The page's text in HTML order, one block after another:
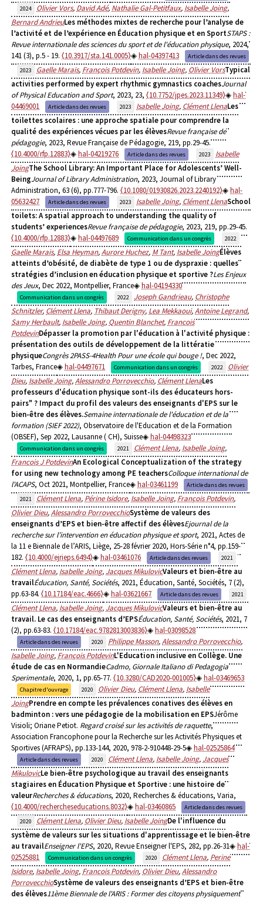
2024
Olivier Vors, David Adé, Nathalie Gal-Petitfaux, Isabelle Joing,
Bernard AndrieuLes méthodes mixtes de recherche pour l’analyse de
l’activité et de l’expérience en Éducation physique et en SportSTAPS :
Revue internationale des sciences du sport et de l'éducation physique, 2024,
141 (3), p.5 - 19. ⟨10.3917/sta.141.0005⟩ hal-04397413
Article dans des revues
2023
Gaelle Marais, François Potdevin, Isabelle Joing, Olivier VorsTypical
activities performed by expert rhythmic gymnastics coachesJournal
of Physical Education and Sport, 2023, 23, ⟨10.7752/jpes.2023.11349⟩
hal-
04469001
Article dans des revues 2023 Isabelle Joing, Clément LlenaLes
toilettes scolaires : une approche spatiale pour comprendre la
qualité des expériences vécues par les élèvesRevue française de
pédagogie, 2023, Revue Française de Pédagogie, 219, pp.29-45.
⟨10.4000/rfp.12883⟩
hal-04219276 Article dans des revues 2023
Isabelle
JoingThe School Library: An Important Place for Adolescents’ Well-
BeingJournal of Library Administration, 2023, Journal of Library
Administration, 63 (6), pp.777-796. ⟨10.1080/01930826.2023.2240192⟩
hal-
05632427
Article dans des revues 2023 Isabelle Joing, Clément LlenaSchool
toilets: A spatial approach to understanding the quality of
students’ experiencesRevue française de pédagogie, 2023, 219, pp.29-45.
⟨10.4000/rfp.12883⟩
hal-04497689 Communication dans un congrès 2022
Gaelle Marais, Elsa Heyman,Aurore Huchez, M Tant, Isabelle JoingÉlèves
atteints d’obésité, de diabète de type 1 ou de dyspraxie : quelles
stratégies d’inclusion en éducation physique et sportive ?Les Enjeux
des Jeux, Dec 2022, Montpellier, France hal-04194330
Communication dans un congrès 2022 Joseph Gandrieau, Christophe
Schnitzler, Clément Llena, Thibaut Derigny, Lea Mekkaoui,Antoine Legrand,
Samy Herbault, Isabelle Joing, Quentin Blanchet, Francois
PotdevinDépasser la promotion par l'éducation à l'activité physique :
présentation des outils de développement de la littératie
physiqueCongrès 2PASS-4Health Pour une école qui bouge !, Dec 2022,
Tarbes, France
hal-04497671 Communication dans un congrès 2022
Olivier
Dieu, Isabelle Joing,Alessandro Porrovecchio, Clément LlenaLes
professeurs d'éducation physique sont-ils des éducateurs hors-
pairs" ? Impact du profil des valeurs des enseignants d'EPS sur le
bien-être des élèves.Semaine internationale de l'éducation et de la
formation (SIEF 2022), Observatoire de l'Education et de la Formation
(OBSEF), Sep 2022, Lausanne ( CH), Suisse
hal-04498323
Communication dans un congrès 2021 Clément Llena, Isabelle Joing,
Francois J PotdevinAn Ecological Conceptualization of the strategy
for using new technology among PE teachersColloque international de
l'ACAPS, Oct 2021, Montpellier, France hal-03461199
Article dans des revues
2021
Clément Llena, Périne Isidore, Isabelle Joing, François Potdevin,
Olivier Dieu,Alessandro PorrovecchioSystème de valeurs des
enseignants d’EPS et bien-être affectif des élèvesEjournal de la
recherche sur l’intervention en éducation physique et sport, 2021, Actes de
la 11 e Biennale de l’ARIS, Liège, 25-28 février 2020, Hors-Série n°4, pp.159-
182. ⟨10.4000/ejrieps.6494⟩ hal-03461076 Article dans des revues 2021
Clément Llena, Isabelle Joing, Jacques MikulovicValeurs et bien-être au
travailÉducation, Santé, Sociétés, 2021, Éducation, Santé, Sociétés, 7 (2),
pp.63-84. ⟨10.17184/eac.4666⟩ hal-03621667 Article dans des revues 2021
Clément Llena, Isabelle Joing, Jacques MikulovicValeurs et bien-être au
travail. Le cas des enseignants d’EPSÉducation, Santé, Sociétés, 2021, 7
(2), pp.63-83. ⟨10.17184/eac.9782813003836⟩ hal-03098528
Article dans des revues 2020 Philippe Masson,Alessandro Porrovecchio,
Isabelle Joing, François PotdevinL'Education inclusive en Collège. Une
étude de cas en NormandieCadmo, Giornale Italiano di Pedagogia
Sperimentale, 2020, 1, pp.65-77. ⟨10.3280/CAD2020-001005⟩ hal-03469653
Chapitre d'ouvrage 2020 Olivier Dieu, Clément Llena, Isabelle
JoingPrendre en compte les prévalences conatives des élèves en
badminton : vers une pédagogie de la mobilisation en EPSJérôme
Visioli; Oriane Petiot. Regard croisé sur les activités de raquette,
Association Francophone pour la Recherche sur les Activités Physiques et
Sportives (AFRAPS), pp.133-144, 2020, 978-2-910448-29-5
hal-02525864
Article dans des revues 2020 Clément Llena, Isabelle Joing, Jacques
MikulovicLe bien-être psychologique au travail des enseignants
stagiaires en Éducation Physique et Sportive : une histoire de
valeurRecherches & éducations, 2020, Recherches & éducations, Varia,
⟨10.4000/rechercheseducations.8032⟩
hal-03460865
Article dans des revues
2020
Clément Llena, Olivier Dieu, Isabelle JoingDe l'influence du
système de valeurs sur les situations d'apprentissage et le bien-être
au travailEnseigner l'EPS, 2020, Revue Enseigner l'EPS, 282, pp.26-31
hal-
02525881
Communication dans un congrès 2020 Clément Llena, Perine
Isidore, Isabelle Joing, Francois Potdevin, Olivier Dieu,Alessandro
PorrovecchioSystème de valeurs des enseignants d’EPS et bien-être
des élèves11ème Biennale de l'ARIS : Former des citoyens physiquement